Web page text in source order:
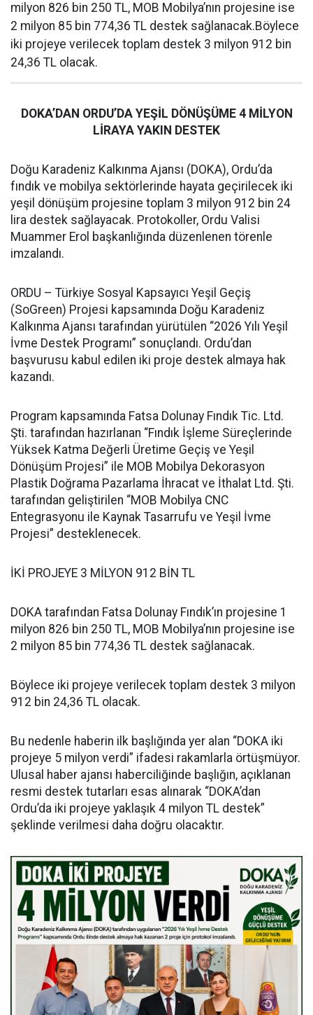
milyon 826 bin 250 TL, MOB Mobilya’nın projesine ise
2 milyon 85 bin 774,36 TL destek sağlanacak.Böylece
iki projeye verilecek toplam destek 3 milyon 912 bin
24,36 TL olacak.
DOKA’DAN ORDU’DA YEŞİL DÖNÜŞÜME 4 MİLYON
LİRAYA YAKIN DESTEK
Doğu Karadeniz Kalkınma Ajansı (DOKA), Ordu’da
fındık ve mobilya sektörlerinde hayata geçirilecek iki
yeşil dönüşüm projesine toplam 3 milyon 912 bin 24
lira destek sağlayacak. Protokoller, Ordu Valisi
Muammer Erol başkanlığında düzenlenen törenle
imzalandı.
ORDU – Türkiye Sosyal Kapsayıcı Yeşil Geçiş
(SoGreen) Projesi kapsamında Doğu Karadeniz
Kalkınma Ajansı tarafından yürütülen “2026 Yılı Yeşil
İvme Destek Programı” sonuçlandı. Ordu’dan
başvurusu kabul edilen iki proje destek almaya hak
kazandı.
Program kapsamında Fatsa Dolunay Fındık Tic. Ltd.
Şti. tarafından hazırlanan “Fındık İşleme Süreçlerinde
Yüksek Katma Değerli Üretime Geçiş ve Yeşil
Dönüşüm Projesi” ile MOB Mobilya Dekorasyon
Plastik Doğrama Pazarlama İhracat ve İthalat Ltd. Şti.
tarafından geliştirilen “MOB Mobilya CNC
Entegrasyonu ile Kaynak Tasarrufu ve Yeşil İvme
Projesi” desteklenecek.
İKİ PROJEYE 3 MİLYON 912 BİN TL
DOKA tarafından Fatsa Dolunay Fındık’ın projesine 1
milyon 826 bin 250 TL, MOB Mobilya’nın projesine ise
2 milyon 85 bin 774,36 TL destek sağlanacak.
Böylece iki projeye verilecek toplam destek 3 milyon
912 bin 24,36 TL olacak.
Bu nedenle haberin ilk başlığında yer alan “DOKA iki
projeye 5 milyon verdi” ifadesi rakamlarla örtüşmüyor.
Ulusal haber ajansı haberciliğinde başlığın, açıklanan
resmi destek tutarları esas alınarak “DOKA’dan
Ordu’da iki projeye yaklaşık 4 milyon TL destek”
şeklinde verilmesi daha doğru olacaktır.